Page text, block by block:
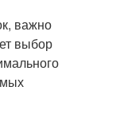
важно
выбор